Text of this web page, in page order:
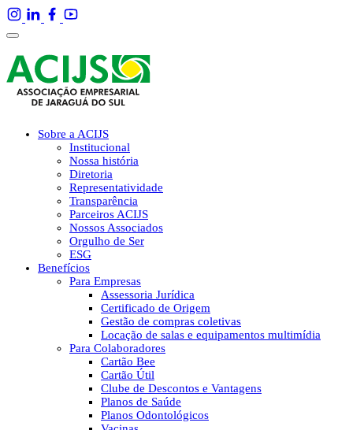
Sobre a ACIJS
Institucional
Nossa história
Diretoria
Representatividade
Transparência
Parceiros ACIJS
Nossos Associados
Orgulho de Ser
ESG
Benefícios
Para Empresas
Assessoria Jurídica
Certificado de Origem
Gestão de compras coletivas
Locação de salas e equipamentos multimídia
Para Colaboradores
Cartão Bee
Cartão Útil
Clube de Descontos e Vantagens
Planos de Saúde
Planos Odontológicos